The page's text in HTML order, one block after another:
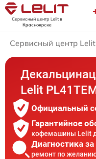
Сервисный центр Lelitв
Красноярске
Сервисный центр Lelit
Lelit
Официальный
Гарантийное
кофемашины Lelit
Диагностика
ремонт по